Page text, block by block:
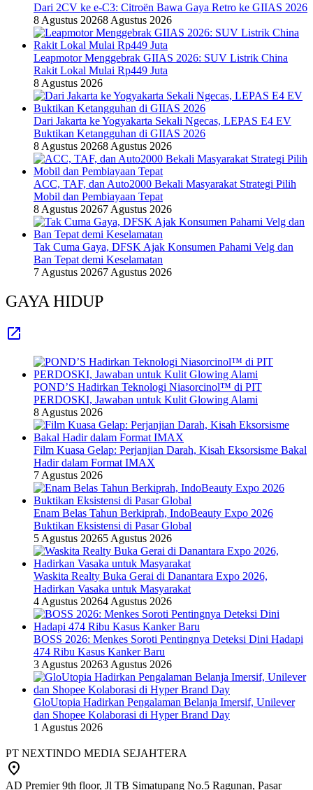
Dari 2CV ke e-C3: Citroën Bawa Gaya Retro ke GIIAS 2026
8 Agustus 20268 Agustus 2026
Leapmotor Menggebrak GIIAS 2026: SUV Listrik China
Rakit Lokal Mulai Rp449 Juta
8 Agustus 2026
Dari Jakarta ke Yogyakarta Sekali Ngecas, LEPAS E4 EV
Buktikan Ketangguhan di GIIAS 2026
8 Agustus 20268 Agustus 2026
ACC, TAF, dan Auto2000 Bekali Masyarakat Strategi Pilih
Mobil dan Pembiayaan Tepat
8 Agustus 20267 Agustus 2026
Tak Cuma Gaya, DFSK Ajak Konsumen Pahami Velg dan
Ban Tepat demi Keselamatan
7 Agustus 20267 Agustus 2026
GAYA HIDUP
POND’S Hadirkan Teknologi Niasorcinol™ di PIT
PERDOSKI, Jawaban untuk Kulit Glowing Alami
8 Agustus 2026
Film Kuasa Gelap: Perjanjian Darah, Kisah Eksorsisme Bakal
Hadir dalam Format IMAX
7 Agustus 2026
Enam Belas Tahun Berkiprah, IndoBeauty Expo 2026
Buktikan Eksistensi di Pasar Global
5 Agustus 20265 Agustus 2026
Waskita Realty Buka Gerai di Danantara Expo 2026,
Hadirkan Vasaka untuk Masyarakat
4 Agustus 20264 Agustus 2026
BOSS 2026: Menkes Soroti Pentingnya Deteksi Dini Hadapi
474 Ribu Kasus Kanker Baru
3 Agustus 20263 Agustus 2026
GloUtopia Hadirkan Pengalaman Belanja Imersif, Unilever
dan Shopee Kolaborasi di Hyper Brand Day
1 Agustus 2026
PT NEXTINDO MEDIA SEJAHTERA
AD Premier 9th floor, Jl TB Simatupang No.5 Ragunan, Pasar